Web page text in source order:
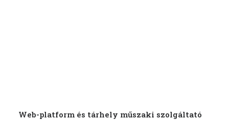
Web-platform és tárhely műszaki szolgáltató